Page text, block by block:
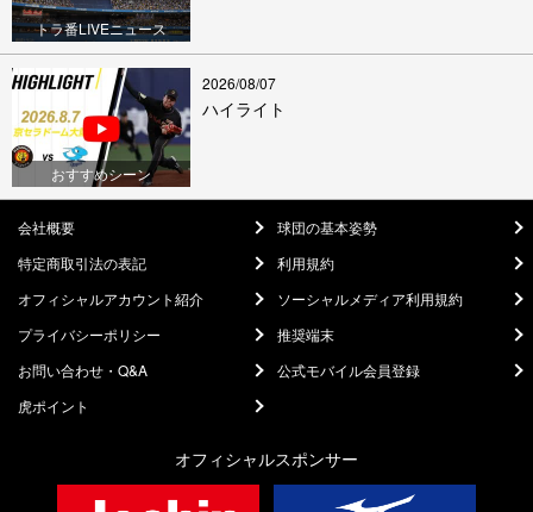
トラ番LIVEニュース
おすすめシーン
2026/08/07
ハイライト
会社概要
球団の基本姿勢
特定商取引法の表記
利用規約
オフィシャルアカウント紹介
ソーシャルメディア利用規約
プライバシーポリシー
推奨端末
お問い合わせ・Q&A
公式モバイル会員登録
虎ポイント
オフィシャルスポンサー